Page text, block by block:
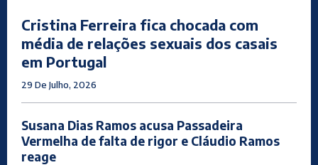
Cristina Ferreira fica chocada com
média de relações sexuais dos casais
em Portugal
29 De Julho, 2026
Susana Dias Ramos acusa Passadeira
Vermelha de falta de rigor e Cláudio Ramos
reage